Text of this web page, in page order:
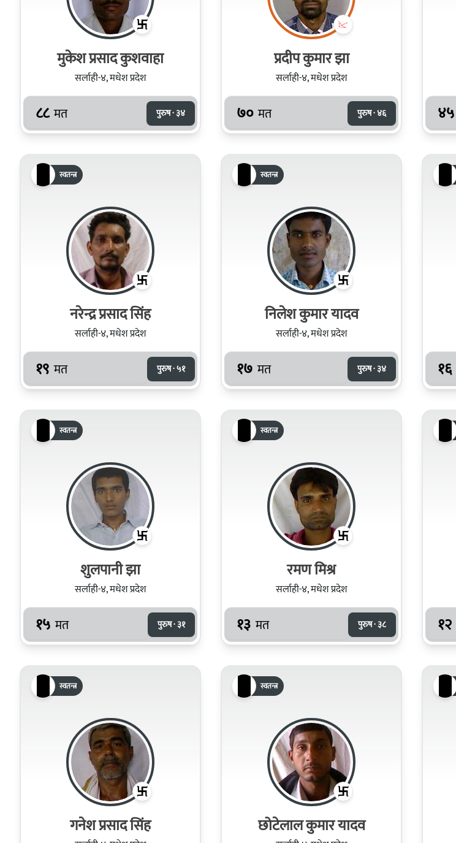
मुकेश प्रसाद कुशवाहा
सर्लाही-४, मधेश प्रदेश
८८ मत पुरुष · ३४
प्रदीप कुमार झा
सर्लाही-४, मधेश प्रदेश
७० मत पुरुष · ४६ ४५
स्वतन्त्र
नरेन्द्र प्रसाद सिंह
सर्लाही-४, मधेश प्रदेश
१९ मत पुरुष · ५१
स्वतन्त्र
निलेश कुमार यादव
सर्लाही-४, मधेश प्रदेश
१७ मत पुरुष · ३४ १६
स्वतन्त्र
शुलपानी झा
सर्लाही-४, मधेश प्रदेश
१५ मत पुरुष · ३१
स्वतन्त्र
रमण मिश्र
सर्लाही-४, मधेश प्रदेश
१३ मत पुरुष · ३८ १२
स्वतन्त्र
गनेश प्रसाद सिंह
स्वतन्त्र
छोटेलाल कुमार यादव